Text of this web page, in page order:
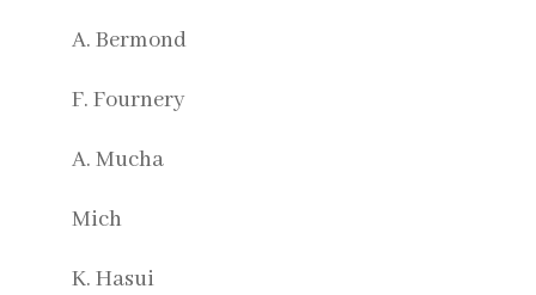
A. Bermond
F. Fournery
A. Mucha
Mich
K. Hasui